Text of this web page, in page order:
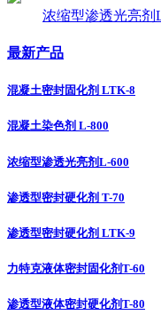
浓缩型渗透光亮剂
最新产品
混凝土密封固化剂 LTK-8
混凝土染色剂 L-800
浓缩型渗透光亮剂L-600
渗透型密封硬化剂 T-70
渗透型密封硬化剂 LTK-9
力特克液体密封固化剂T-60
渗透型液体密封硬化剂T-80